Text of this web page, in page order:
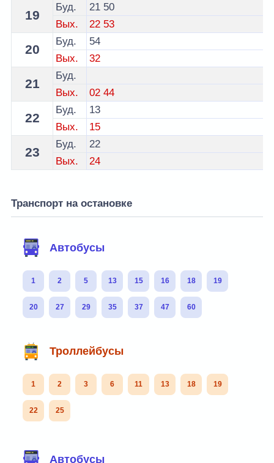
19
Буд. 21 50
Вых.
22 53
20
Буд.
54
Вых.
32
21
Буд.
Вых.
02 44
22
Буд.
13
Вых.
15
23
Буд.
22
Вых.
24
Транспорт на остановке
Автобусы
1 2 5 13 15 16 18 19
20 27 29 35 37 47 60
Троллейбусы
1 2 3 6 11 13 18 19
22 25
Автобусы